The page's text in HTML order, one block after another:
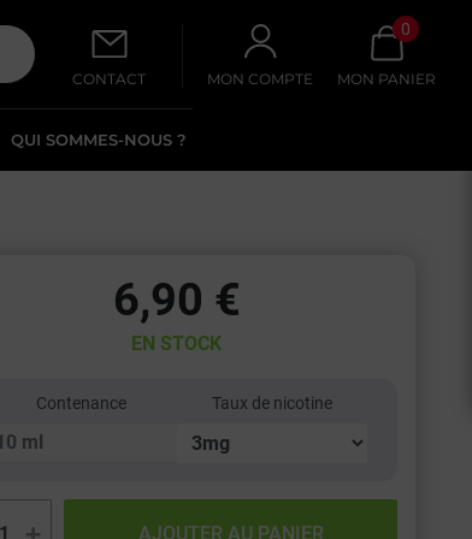
CONTACT
QUI SOMMES-NOUS ?
MON COMPTE
0
MON PANIER
6,90 €
EN STOCK
Contenance Taux de nicotine
AJOUTER AU PANIER